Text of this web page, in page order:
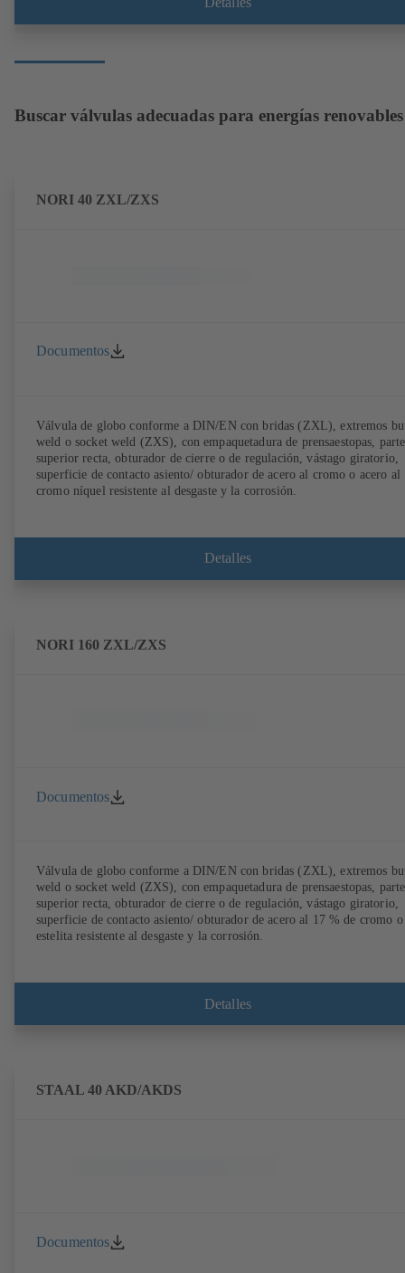
Buscar válvulas adecuadas para energías renovables
NORI 40 ZXL/ZXS
Documentos
Válvula de globo conforme a DIN/EN con bridas (ZXL), extremos
weld o socket weld (ZXS), con empaquetadura de prensaestopas, parte
superior recta, obturador de cierre o de regulación, vástago giratorio,
superficie de contacto asiento/ obturador de acero al cromo o acero al
cromo níquel resistente al desgaste y la corrosión.
Detalles
NORI 160 ZXL/ZXS
Documentos
Válvula de globo conforme a DIN/EN con bridas (ZXL), extremos
weld o socket weld (ZXS), con empaquetadura de prensaestopas, parte
superior recta, obturador de cierre o de regulación, vástago giratorio,
superficie de contacto asiento/ obturador de acero al 17 % de cromo o
estelita resistente al desgaste y la corrosión.
Detalles
STAAL 40 AKD/AKDS
Documentos